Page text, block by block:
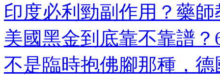
印度必利勁副作用？藥
美國黑金到底靠不靠譜？
不是臨時抱佛腳那種，